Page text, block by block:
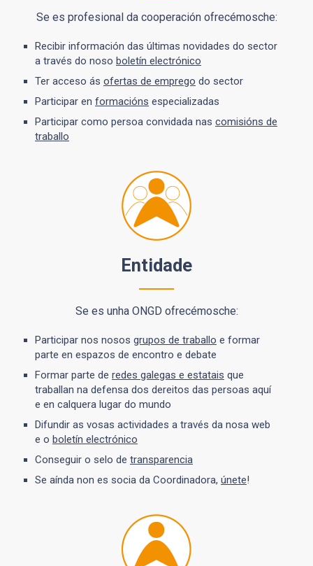
Se es profesional da cooperación ofrecémosche:
Recibir información das últimas novidades do sector
a través do noso boletín electrónico
Ter acceso ás ofertas de emprego do sector
Participar en formacións especializadas
Participar como persoa convidada nas comisións de
traballo
Entidade
Se es unha ONGD ofrecémosche:
Participar nos nosos grupos de traballo e formar
parte en espazos de encontro e debate
Formar parte de redes galegas e estatais que
traballan na defensa dos dereitos das persoas aquí
e en calquera lugar do mundo
Difundir as vosas actividades a través da nosa web
e o boletín electrónico
Conseguir o selo de transparencia
Se aínda non es socia da Coordinadora, únete!